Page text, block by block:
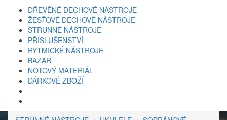
DŘEVĚNÉ DECHOVÉ NÁSTROJE
ŽESŤOVÉ DECHOVÉ NÁSTROJE
STRUNNÉ NÁSTROJE
PŘÍSLUŠENSTVÍ
RYTMICKÉ NÁSTROJE
BAZAR
NOTOVÝ MATERIÁL
DÁRKOVÉ ZBOŽÍ